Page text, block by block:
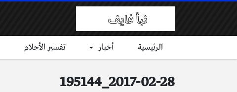
الرئيسية أخبار تفسير الأحلام
2017-02-28_195144